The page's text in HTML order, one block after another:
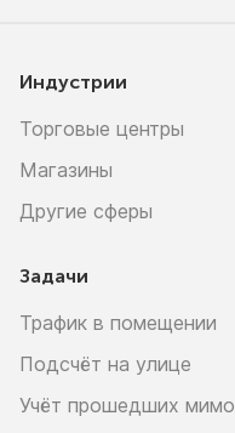
Индустрии
Торговые центры
Магазины
Другие сферы
Задачи
Трафик в помещении
Подсчёт на улице
Учёт прошедших мимо